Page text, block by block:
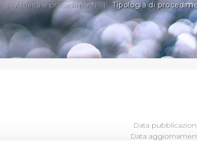
| Attività e procedimenti | Tipologia di
Data
Data